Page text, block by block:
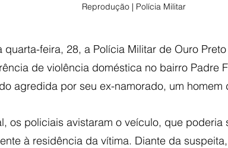
Reprodução | Polícia Militar
quarta-feira, 28, a Polícia Militar de Ouro
de violência doméstica no bairro Padre
agredida por seu ex-namorado, um homem
os policiais avistaram o veículo, que poderia
à residência da vítima. Diante da